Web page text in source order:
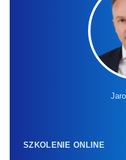
SZKOLENIE ONLINE